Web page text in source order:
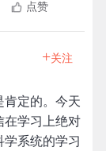
点赞
+关注
肯定的。今天
在学习上绝对
系统的学习